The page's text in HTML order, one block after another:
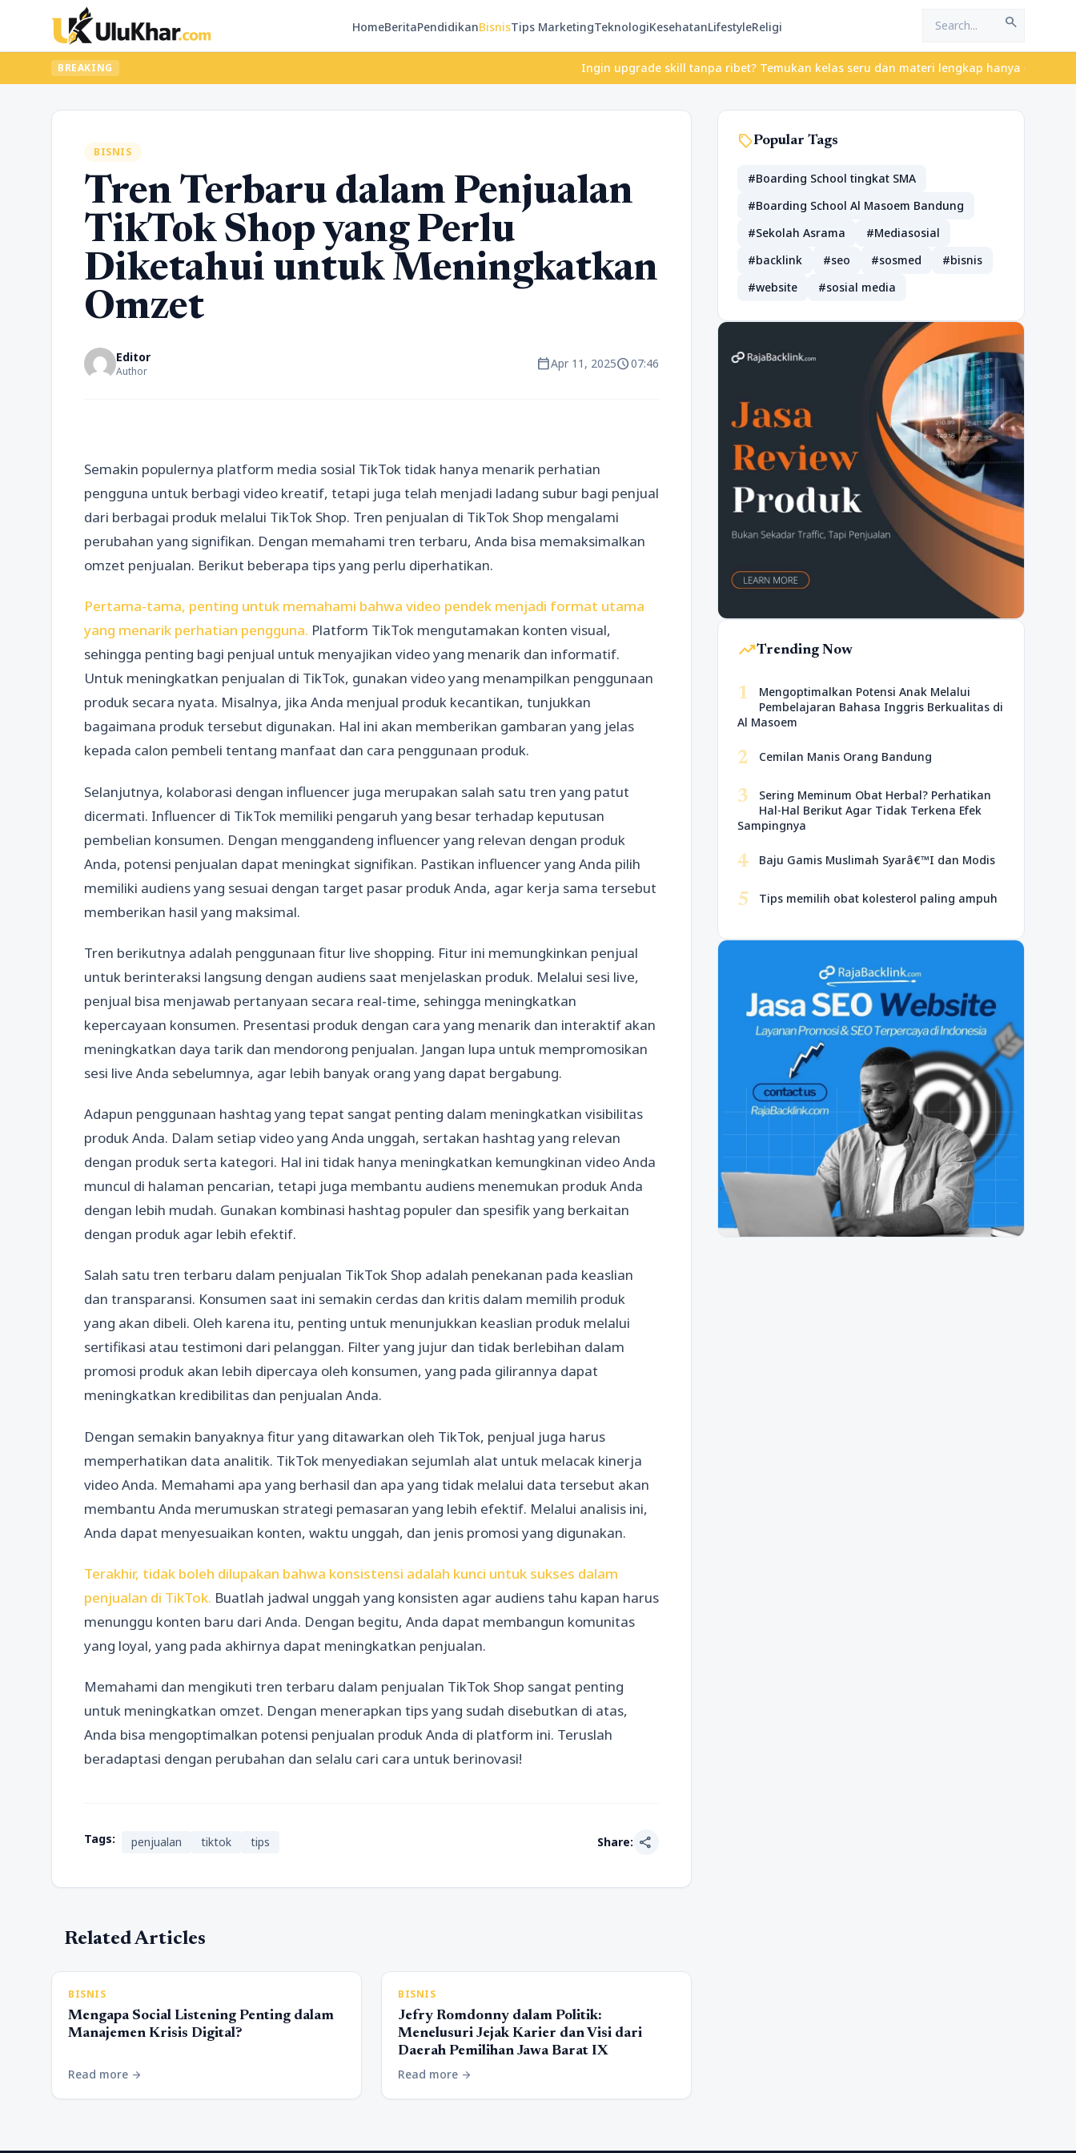
HomeBeritaPendidikanBisnisTips MarketingTeknologiKesehatanLifestyleReligi search
BREAKING Ingin upgrade skill tanpa ribet? Temukan kelas seru dan materi lengkap hanya di
BISNIS
Tren Terbaru dalam Penjualan
TikTok Shop yang Perlu
Diketahui untuk Meningkatkan
Omzet
Editor
Author calendar_todayApr 11, 2025schedule07:46
Semakin populernya platform media sosial TikTok tidak hanya menarik perhatian
pengguna untuk berbagi video kreatif, tetapi juga telah menjadi ladang subur bagi penjual
dari berbagai produk melalui TikTok Shop. Tren penjualan di TikTok Shop mengalami
perubahan yang signifikan. Dengan memahami tren terbaru, Anda bisa memaksimalkan
omzet penjualan. Berikut beberapa tips yang perlu diperhatikan.
Pertama-tama, penting untuk memahami bahwa video pendek menjadi format utama
yang menarik perhatian pengguna. Platform TikTok mengutamakan konten visual,
sehingga penting bagi penjual untuk menyajikan video yang menarik dan informatif.
Untuk meningkatkan penjualan di TikTok, gunakan video yang menampilkan penggunaan
produk secara nyata. Misalnya, jika Anda menjual produk kecantikan, tunjukkan
bagaimana produk tersebut digunakan. Hal ini akan memberikan gambaran yang jelas
kepada calon pembeli tentang manfaat dan cara penggunaan produk.
Selanjutnya, kolaborasi dengan influencer juga merupakan salah satu tren yang patut
dicermati. Influencer di TikTok memiliki pengaruh yang besar terhadap keputusan
pembelian konsumen. Dengan menggandeng influencer yang relevan dengan produk
Anda, potensi penjualan dapat meningkat signifikan. Pastikan influencer yang Anda pilih
memiliki audiens yang sesuai dengan target pasar produk Anda, agar kerja sama tersebut
memberikan hasil yang maksimal.
Tren berikutnya adalah penggunaan fitur live shopping. Fitur ini memungkinkan penjual
untuk berinteraksi langsung dengan audiens saat menjelaskan produk. Melalui sesi live,
penjual bisa menjawab pertanyaan secara real-time, sehingga meningkatkan
kepercayaan konsumen. Presentasi produk dengan cara yang menarik dan interaktif akan
meningkatkan daya tarik dan mendorong penjualan. Jangan lupa untuk mempromosikan
sesi live Anda sebelumnya, agar lebih banyak orang yang dapat bergabung.
Adapun penggunaan hashtag yang tepat sangat penting dalam meningkatkan visibilitas
produk Anda. Dalam setiap video yang Anda unggah, sertakan hashtag yang relevan
dengan produk serta kategori. Hal ini tidak hanya meningkatkan kemungkinan video Anda
muncul di halaman pencarian, tetapi juga membantu audiens menemukan produk Anda
dengan lebih mudah. Gunakan kombinasi hashtag populer dan spesifik yang berkaitan
dengan produk agar lebih efektif.
Salah satu tren terbaru dalam penjualan TikTok Shop adalah penekanan pada keaslian
dan transparansi. Konsumen saat ini semakin cerdas dan kritis dalam memilih produk
yang akan dibeli. Oleh karena itu, penting untuk menunjukkan keaslian produk melalui
sertifikasi atau testimoni dari pelanggan. Filter yang jujur dan tidak berlebihan dalam
promosi produk akan lebih dipercaya oleh konsumen, yang pada gilirannya dapat
meningkatkan kredibilitas dan penjualan Anda.
Dengan semakin banyaknya fitur yang ditawarkan oleh TikTok, penjual juga harus
memperhatikan data analitik. TikTok menyediakan sejumlah alat untuk melacak kinerja
video Anda. Memahami apa yang berhasil dan apa yang tidak melalui data tersebut akan
membantu Anda merumuskan strategi pemasaran yang lebih efektif. Melalui analisis ini,
Anda dapat menyesuaikan konten, waktu unggah, dan jenis promosi yang digunakan.
Terakhir, tidak boleh dilupakan bahwa konsistensi adalah kunci untuk sukses dalam
penjualan di TikTok. Buatlah jadwal unggah yang konsisten agar audiens tahu kapan harus
menunggu konten baru dari Anda. Dengan begitu, Anda dapat membangun komunitas
yang loyal, yang pada akhirnya dapat meningkatkan penjualan.
Memahami dan mengikuti tren terbaru dalam penjualan TikTok Shop sangat penting
untuk meningkatkan omzet. Dengan menerapkan tips yang sudah disebutkan di atas,
Anda bisa mengoptimalkan potensi penjualan produk Anda di platform ini. Teruslah
beradaptasi dengan perubahan dan selalu cari cara untuk berinovasi!
Tags: penjualan tiktok tips Share: share
Related Articles
BISNIS
Mengapa Social Listening Penting dalam
Manajemen Krisis Digital?
Read more arrow_forward
BISNIS
Jefry Romdonny dalam Politik:
Menelusuri Jejak Karier dan Visi dari
Daerah Pemilihan Jawa Barat IX
Read more arrow_forward
sellPopular Tags
#Boarding School tingkat SMA
#Boarding School Al Masoem Bandung
#Sekolah Asrama
#Mediasosial
#backlink
#seo #sosmed
#bisnis
#website
#sosial media
trending_upTrending Now
1
Mengoptimalkan Potensi Anak Melalui
Pembelajaran Bahasa Inggris Berkualitas di
Al Masoem
2 Cemilan Manis Orang Bandung
3
Sering Meminum Obat Herbal? Perhatikan
Hal-Hal Berikut Agar Tidak Terkena Efek
Sampingnya
4 Baju Gamis Muslimah Syarâ€™I dan Modis
5 Tips memilih obat kolesterol paling ampuh